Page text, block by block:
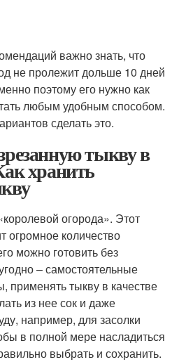
важно знать, что
не пролежит дольше 10 дней
поэтому его нужно как
любым удобным способом.
сделать это.
тыкву в
хранить
огорода». Этот
огромное количество
можно готовить без
– самостоятельные
применять тыкву в качестве
из нее сок и даже
например, для засолки
в полной мере насладиться
выбрать и сохранить.